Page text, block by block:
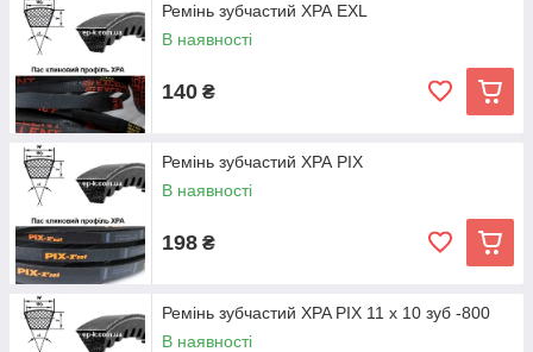
Ремінь зубчастий ХРА EXL
В наявності
140 ₴
Ремінь зубчастий ХРА PIX
В наявності
198 ₴
Ремінь зубчастий XPA PIX 11 х 10 зуб -800
В наявності